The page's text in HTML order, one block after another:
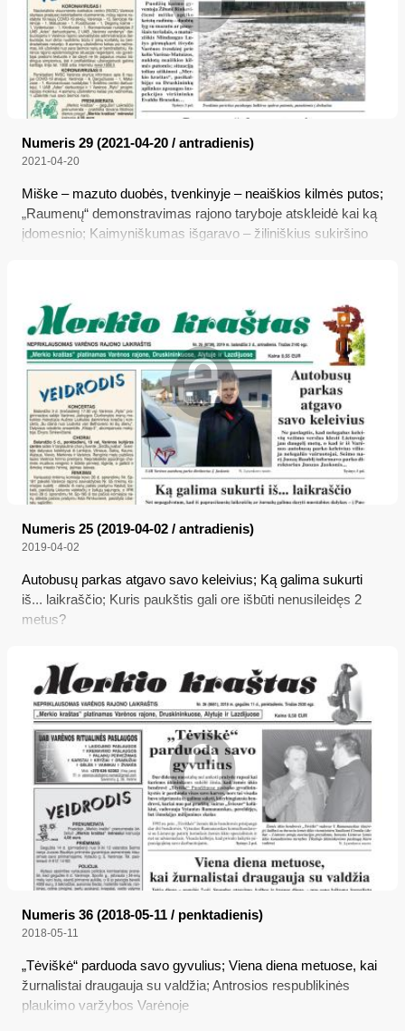
Numeris 29 (2021-04-20 / antradienis)
2021-04-20
Miške – mazuto duobės, tvenkinyje – neaiškios kilmės putos;
„Raumenų“ demonstravimas rajono taryboje atskleidė kai ką
įdomesnio; Kaimyniškumas išgaravo – žiliniškius sukiršino
Numeris 25 (2019-04-02 / antradienis)
2019-04-02
Autobusų parkas atgavo savo keleivius; Ką galima sukurti
iš... laikraščio; Kuris paukštis gali ore išbūti nenusileidęs 2
metus?
Numeris 36 (2018-05-11 / penktadienis)
2018-05-11
„Tėviškė“ parduoda savo gyvulius; Viena diena metuose, kai
žurnalistai draugauja su valdžia; Antrosios respublikinės
plaukimo varžybos Varėnoje